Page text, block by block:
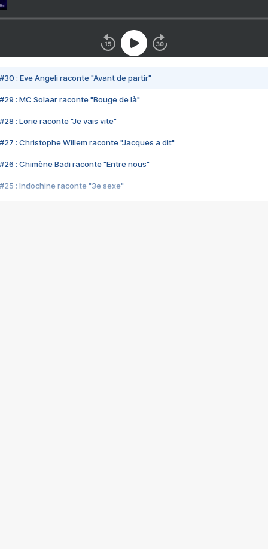
#30 : Eve Angeli raconte "Avant de partir"
#29 : MC Solaar raconte "Bouge de là"
#28 : Lorie raconte "Je vais vite"
#27 : Christophe Willem raconte "Jacques a dit"
#26 : Chimène Badi raconte "Entre nous"
#25 : Indochine raconte "3e sexe"